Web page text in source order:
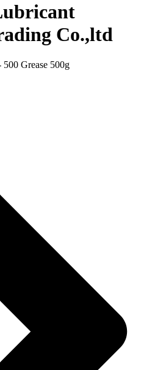
Co.,ltd
Grease 500g